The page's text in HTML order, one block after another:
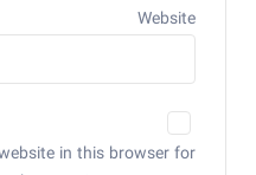
Website
in this browser for